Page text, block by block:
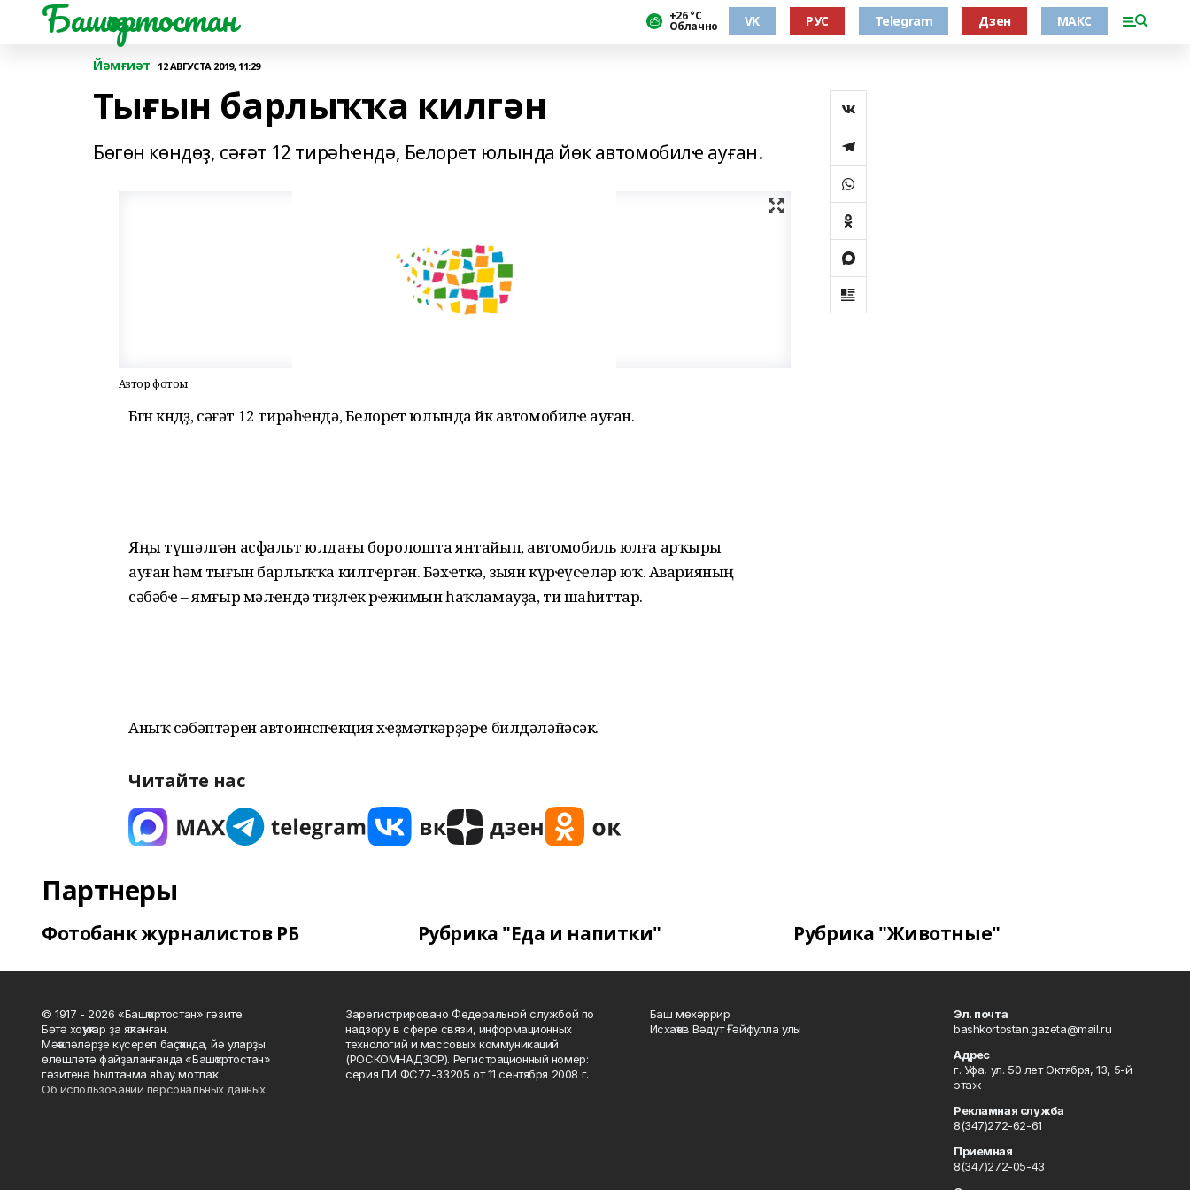
Башҡортостан +26 °С
Облачно VK РУС Telegram Дзен МАКС
Йәмғиәт 12 АВГУСТА 2019, 11:29
Тығын барлыҡҡа килгән
Бөгөн көндөҙ, сәғәт 12 тирәһҽндә, Белорет юлында йөк автомобилҽ ауған.
Автор фотоһы
Бөгөн көндөҙ, сәғәт 12 тирәһҽндә, Белорет юлында йөк автомобилҽ ауған.
Яңы түшәлгән асфальт юлдағы боролошта янтайып, автомобиль юлға арҡыры
ауған һәм тығын барлыҡҡа килтҽргән. Бәхҽткә, зыян күрҽүсҽләр юҡ. Аварияның
сәбәбҽ – ямғыр мәлҽндә тиҙлҽк рҽжимын һаҡламауҙа, ти шаһиттар.
Аныҡ сәбәптәрен автоинспҽкция хҽҙмәткәрҙәрҽ билдәләйәсәк.
Читайте нас
Партнеры
Фотобанк журналистов РБ Рубрика "Еда и напитки" Рубрика "Животные"
© 1917 - 2026 «Башҡортостан» гәзите.
Бөтә хоҡуҡтар ҙа яҡланған.
Мәҡәләләрҙе күсереп баҫҡанда, йә уларҙы
өлөшләтә файҙаланғанда «Башҡортостан»
гәзитенә һылтанма яһау мотлаҡ.
Об использовании персональных данных
Зарегистрировано Федеральной службой по
надзору в сфере связи, информационных
технологий и массовых коммуникаций
(РОСКОМНАДЗОР). Регистрационный номер:
серия ПИ ФС77-33205 от 11 сентября 2008 г.
Баш мөхәррир
Исхаҡов Вәдүт Ғәйфулла улы
Эл. почта
bashkortostan.gazeta@mail.ru
Адрес
г. Уфа, ул. 50 лет Октября, 13, 5-й
этаж
Рекламная служба
8(347)272-62-61
Приемная
8(347)272-05-43